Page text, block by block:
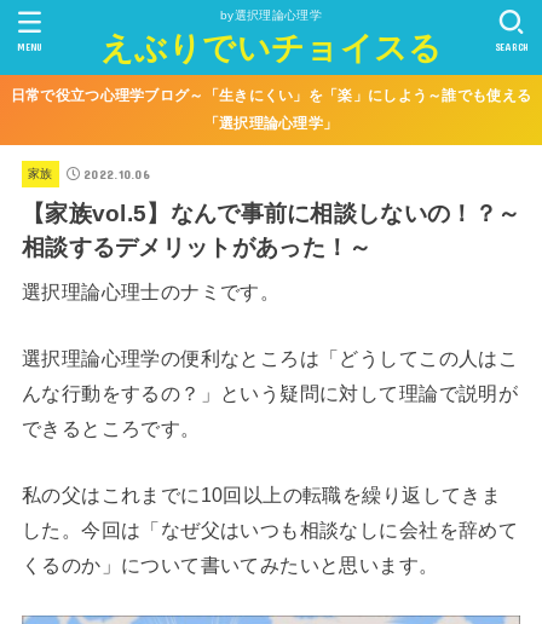
by選択理論心理学
えぶりでいチョイスる SEARCH
MENU
日常で役立つ心理学ブログ～「生きにくい」を「楽」にしよう～誰でも使える
「選択理論心理学」
家族 2022.10.06
【家族vol.5】なんで事前に相談しないの！？～
相談するデメリットがあった！～
選択理論心理士のナミです。
選択理論心理学の便利なところは「どうしてこの人はこ
んな行動をするの？」という疑問に対して理論で説明が
できるところです。
私の父はこれまでに10回以上の転職を繰り返してきま
した。今回は「なぜ父はいつも相談なしに会社を辞めて
くるのか」について書いてみたいと思います。